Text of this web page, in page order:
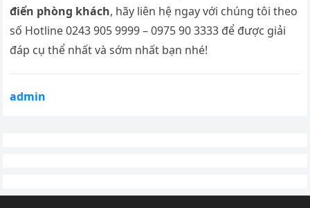
điển phòng khách, hãy liên hệ ngay với chúng tôi theo
số Hotline 0243 905 9999 – 0975 90 3333 để được giải
đáp cụ thể nhất và sớm nhất bạn nhé!
admin